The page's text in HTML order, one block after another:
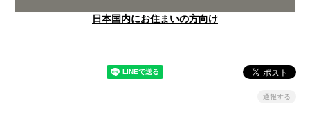
日本国内にお住まいの方向け
通報する